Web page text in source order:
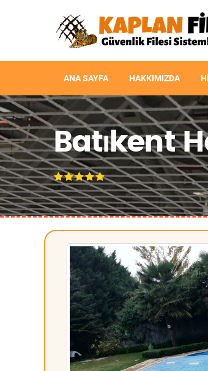
ANA SAYFA HAKKIMIZDA
Batıkent